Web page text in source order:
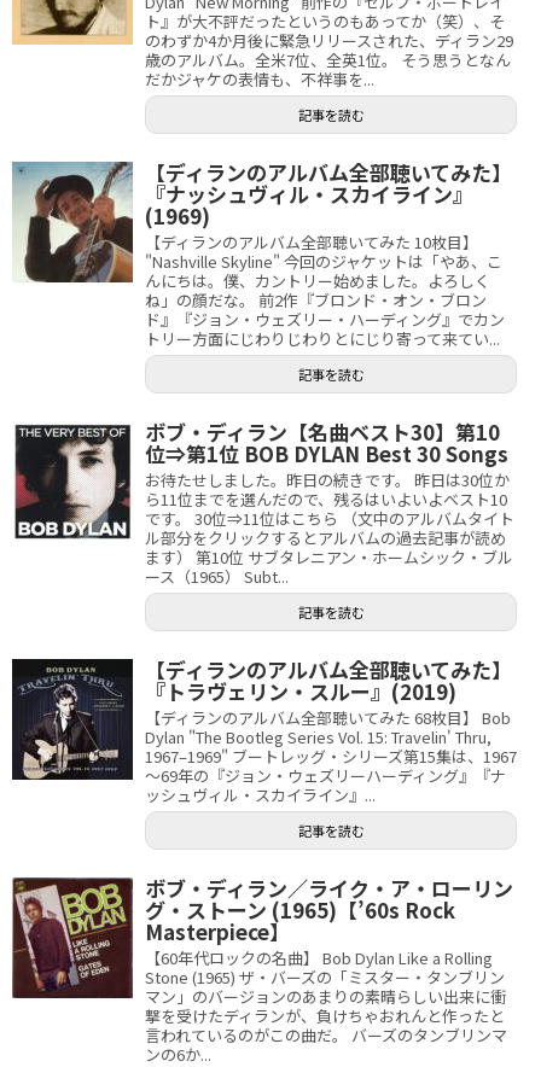
ト』が大不評だったというのもあってか（笑）、そ
のわずか4か月後に緊急リリースされた、ディラン29
歳のアルバム。全米7位、全英1位。 そう思うとなん
だかジャケの表情も、不祥事を...
記事を読む
【ディランのアルバム全部聴いてみた】
『ナッシュヴィル・スカイライン』
(1969)
【ディランのアルバム全部聴いてみた 10枚目】
"Nashville Skyline" 今回のジャケットは「やあ、こ
んにちは。僕、カントリー始めました。よろしく
ね」の顔だな。 前2作『ブロンド・オン・ブロン
ド』『ジョン・ウェズリー・ハーディング』でカン
トリー方面にじわりじわりとにじり寄って来てい...
記事を読む
ボブ・ディラン【名曲ベスト30】第10
位⇒第1位 BOB DYLAN Best 30 Songs
お待たせしました。昨日の続きです。 昨日は30位か
ら11位までを選んだので、残るはいよいよベスト10
です。 30位⇒11位はこちら （文中のアルバムタイト
ル部分をクリックするとアルバムの過去記事が読め
ます） 第10位 サブタレニアン・ホームシック・ブル
ース（1965） Subt...
記事を読む
【ディランのアルバム全部聴いてみた】
『トラヴェリン・スルー』(2019)
【ディランのアルバム全部聴いてみた 68枚目】 Bob
Dylan "The Bootleg Series Vol. 15: Travelin' Thru,
1967–1969" ブートレッグ・シリーズ第15集は、1967
～69年の『ジョン・ウェズリーハーディング』『ナ
ッシュヴィル・スカイライン』...
記事を読む
ボブ・ディラン／ライク・ア・ローリン
グ・ストーン (1965)【’60s Rock
Masterpiece】
【60年代ロックの名曲】 Bob Dylan Like a Rolling
Stone (1965) ザ・バーズの「ミスター・タンブリン
マン」のバージョンのあまりの素晴らしい出来に衝
撃を受けたディランが、負けちゃおれんと作ったと
言われているのがこの曲だ。 バーズのタンブリンマ
ンの6か...